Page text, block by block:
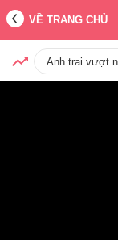
VỀ TRANG CHỦ
Anh trai vượt